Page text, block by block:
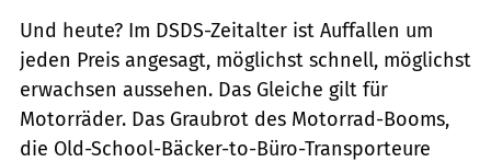
Und heute? Im DSDS-Zeitalter ist Auffallen um
jeden Preis angesagt, möglichst schnell, möglichst
erwachsen aussehen. Das Gleiche gilt für
Motorräder. Das Graubrot des Motorrad-Booms,
die Old-School-Bäcker-to-Büro-Transporteure